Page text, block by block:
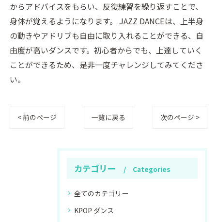
からアドバイスをもらい、反復練習を繰り返すことで、
身体が覚えるようになります。 JAZZ DANCEは、上半身
の動きやアドリブも自由に取り入れることができる、自
由度が高いダンスです。初心者からでも、上達していく
ことができるため、是非一度チャレンジしてみてくださ
い。
< 前のページ 一覧に戻る 次のページ >
カテゴリー Categories
全てのカテゴリー
KPOP ダンス